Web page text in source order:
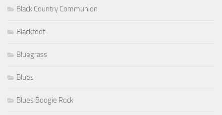
Black Country Communion
Blackfoot
Bluegrass
Blues
Blues Boogie Rock